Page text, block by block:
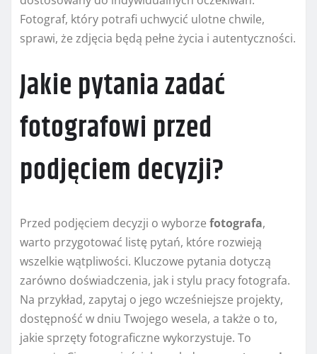
Fotograf, który potrafi uchwycić ulotne chwile,
sprawi, że zdjęcia będą pełne życia i autentyczności.
Jakie pytania zadać
fotografowi przed
podjęciem decyzji?
Przed podjęciem decyzji o wyborze fotografa,
warto przygotować listę pytań, które rozwieją
wszelkie wątpliwości. Kluczowe pytania dotyczą
zarówno doświadczenia, jak i stylu pracy fotografa.
Na przykład, zapytaj o jego wcześniejsze projekty,
dostępność w dniu Twojego wesela, a także o to,
jakie sprzęty fotograficzne wykorzystuje. To